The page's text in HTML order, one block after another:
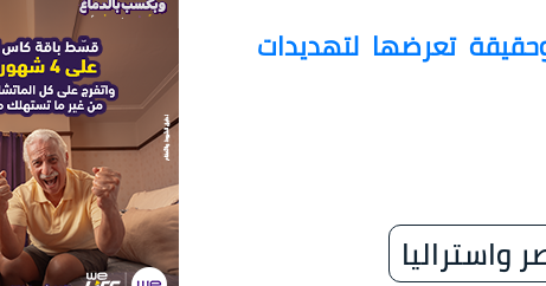
تعرضها لتهديدات
واستراليا